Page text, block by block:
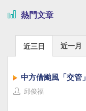
熱門文章
近三日 近一月
中方借颱風「交管
邱俊福